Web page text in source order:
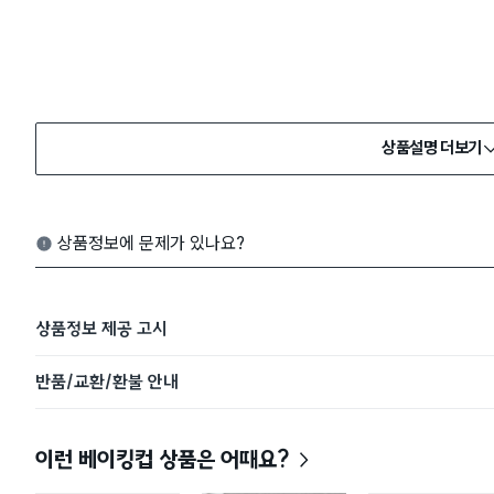
상품설명 더보기
상품정보에 문제가 있나요?
상품정보 제공 고시
반품/교환/환불 안내
이런 베이킹컵 상품은 어때요?